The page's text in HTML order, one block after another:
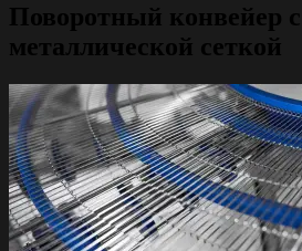
Поворотный конвейер с
металлической сеткой